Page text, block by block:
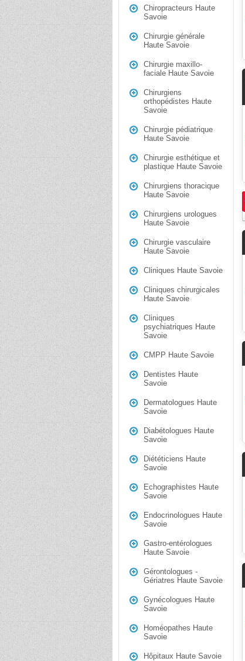
Chiropracteurs Haute
Savoie
Chirurgie générale
Haute Savoie
Chirurgie maxillo-
faciale Haute Savoie
Chirurgiens
orthopédistes Haute
Savoie
Chirurgie pédiatrique
Haute Savoie
Chirurgie esthétique et
plastique Haute Savoie
Chirurgiens thoracique
Haute Savoie
Chirurgiens urologues
Haute Savoie
Chirurgie vasculaire
Haute Savoie
Cliniques Haute Savoie
Cliniques chirurgicales
Haute Savoie
Cliniques
psychiatriques Haute
Savoie
CMPP Haute Savoie
Dentistes Haute
Savoie
Dermatologues Haute
Savoie
Diabétologues Haute
Savoie
Diététiciens Haute
Savoie
Echographistes Haute
Savoie
Endocrinologues Haute
Savoie
Gastro-entérologues
Haute Savoie
Gérontologues -
Gériatres Haute Savoie
Gynécologues Haute
Savoie
Homéopathes Haute
Savoie
Hôpitaux Haute Savoie